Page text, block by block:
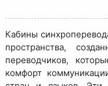
Кабины
пространства,
переводчиков,
комфорт